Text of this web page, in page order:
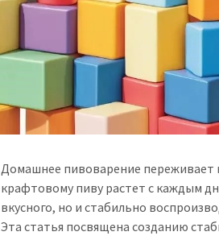
Домашнее пивоварение переживает
крафтовому пиву растет с каждым
вкусного, но и стабильно
Эта статья посвящена созданию